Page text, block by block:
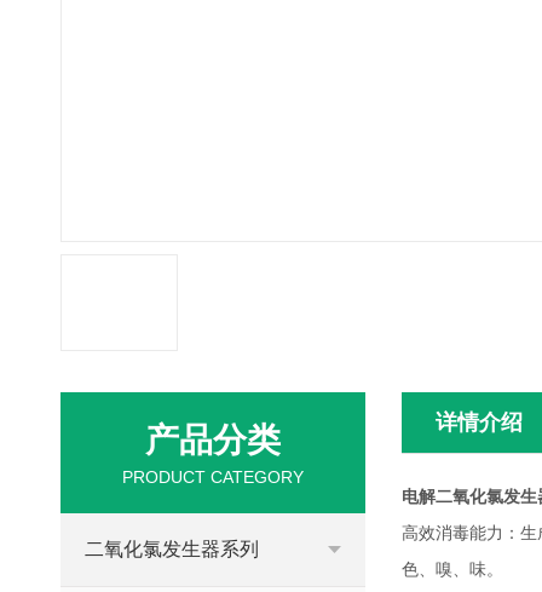
详情介绍
电解二氧化氯发
高效消毒能力：
色、嗅、味。
产品分类
PRODUCT CATEGORY
二氧化氯发生器系列